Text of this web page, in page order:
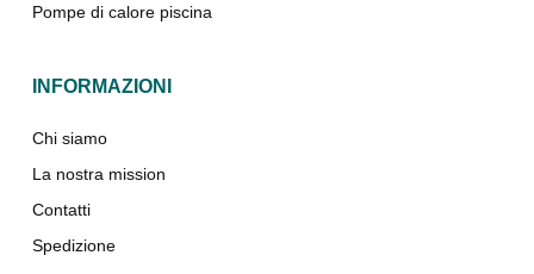
Pompe di calore piscina
INFORMAZIONI
Chi siamo
La nostra mission
Contatti
Spedizione